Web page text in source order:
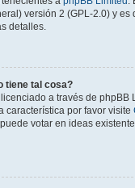
versión 2 (GPL-2.0) y es
detalles.
tiene tal cosa?
a través de phpBB
característica por favor visite
votar en ideas